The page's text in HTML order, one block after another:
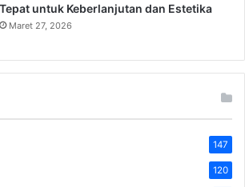
Tepat untuk Keberlanjutan dan Estetika
Maret 27, 2026
147
120